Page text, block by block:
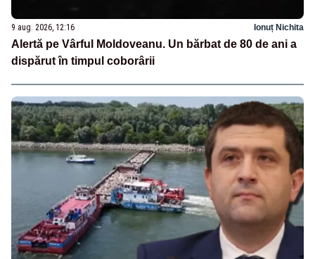
9 aug. 2026, 12:16 Ionuț Nichita
Alertă pe Vârful Moldoveanu. Un bărbat de 80 de ani a
dispărut în timpul coborârii